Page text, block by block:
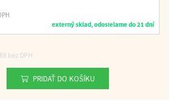
externý sklad, odosielame do 21 dní
bez DPH
PRIDAŤ DO KOŠÍKU